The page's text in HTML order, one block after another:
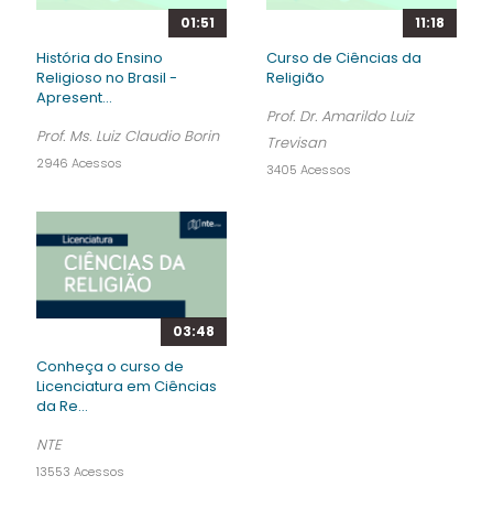
01:51
História do Ensino
Religioso no Brasil -
Apresent...
Prof. Ms. Luiz Claudio Borin
2946 Acessos
11:18
Curso de Ciências da
Religião
Prof. Dr. Amarildo Luiz
Trevisan
3405 Acessos
03:48
Conheça o curso de
Licenciatura em Ciências
da Re...
NTE
13553 Acessos